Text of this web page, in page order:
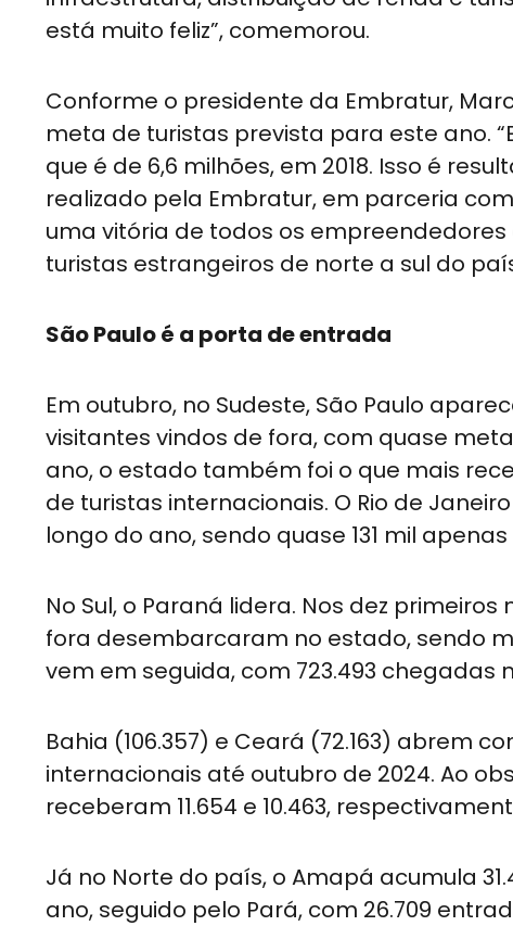
está muito feliz”, comemorou.
Conforme o presidente da Embratur,
meta de turistas prevista para este ano.
que é de 6,6 milhões, em 2018. Isso é
realizado pela Embratur, em parceria
uma vitória de todos os
turistas estrangeiros de norte a sul do
São Paulo é a porta de entrada
Em outubro, no Sudeste, São Paulo
visitantes vindos de fora, com quase
ano, o estado também foi o que mais
de turistas internacionais. O Rio de
longo do ano, sendo quase 131 mil
No Sul, o Paraná lidera. Nos dez
fora desembarcaram no estado, sendo
vem em seguida, com 723.493 chegadas
Bahia (106.357) e Ceará (72.163) abrem
internacionais até outubro de 2024. Ao
receberam 11.654 e 10.463,
Já no Norte do país, o Amapá acumula
ano, seguido pelo Pará, com 26.709